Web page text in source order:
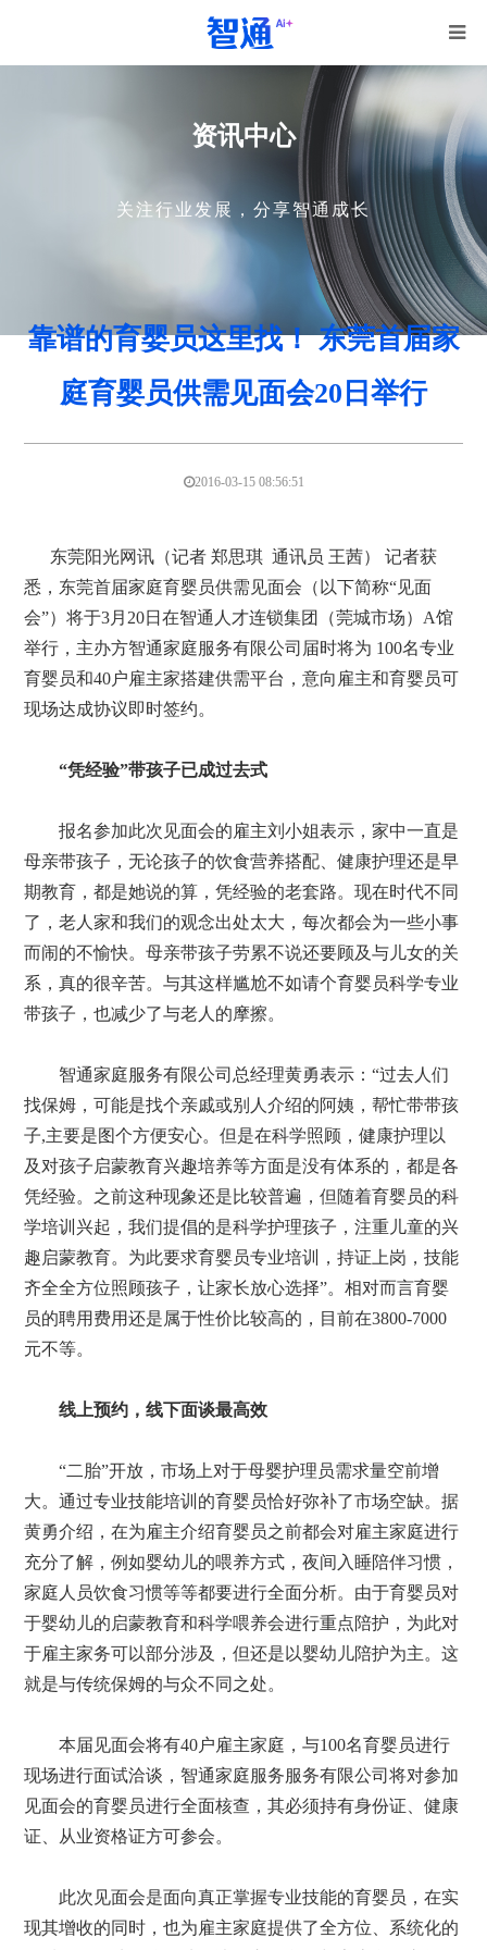
资讯中心
关注行业发展，分享智通成长
靠谱的育婴员这里找！ 东莞首届家
庭育婴员供需见面会20日举行
2016-03-15 08:56:51
东莞阳光网讯（记者 郑思琪 通讯员 王茜） 记者获
悉，东莞首届家庭育婴员供需见面会（以下简称“见面
会”）将于3月20日在智通人才连锁集团（莞城市场）A馆
举行，主办方智通家庭服务有限公司届时将为 100名专业
育婴员和40户雇主家搭建供需平台，意向雇主和育婴员可
现场达成协议即时签约。
“凭经验”带孩子已成过去式
报名参加此次见面会的雇主刘小姐表示，家中一直是
母亲带孩子，无论孩子的饮食营养搭配、健康护理还是早
期教育，都是她说的算，凭经验的老套路。现在时代不同
了，老人家和我们的观念出处太大，每次都会为一些小事
而闹的不愉快。母亲带孩子劳累不说还要顾及与儿女的关
系，真的很辛苦。与其这样尴尬不如请个育婴员科学专业
带孩子，也减少了与老人的摩擦。
智通家庭服务有限公司总经理黄勇表示：“过去人们
找保姆，可能是找个亲戚或别人介绍的阿姨，帮忙带带孩
子,主要是图个方便安心。但是在科学照顾，健康护理以
及对孩子启蒙教育兴趣培养等方面是没有体系的，都是各
凭经验。之前这种现象还是比较普遍，但随着育婴员的科
学培训兴起，我们提倡的是科学护理孩子，注重儿童的兴
趣启蒙教育。为此要求育婴员专业培训，持证上岗，技能
齐全全方位照顾孩子，让家长放心选择”。相对而言育婴
员的聘用费用还是属于性价比较高的，目前在3800-7000
元不等。
线上预约，线下面谈最高效
“二胎”开放，市场上对于母婴护理员需求量空前增
大。通过专业技能培训的育婴员恰好弥补了市场空缺。据
黄勇介绍，在为雇主介绍育婴员之前都会对雇主家庭进行
充分了解，例如婴幼儿的喂养方式，夜间入睡陪伴习惯，
家庭人员饮食习惯等等都要进行全面分析。由于育婴员对
于婴幼儿的启蒙教育和科学喂养会进行重点陪护，为此对
于雇主家务可以部分涉及，但还是以婴幼儿陪护为主。这
就是与传统保姆的与众不同之处。
本届见面会将有40户雇主家庭，与100名育婴员进行
现场进行面试洽谈，智通家庭服务服务有限公司将对参加
见面会的育婴员进行全面核查，其必须持有身份证、健康
证、从业资格证方可参会。
此次见面会是面向真正掌握专业技能的育婴员，在实
现其增收的同时，也为雇主家庭提供了全方位、系统化的